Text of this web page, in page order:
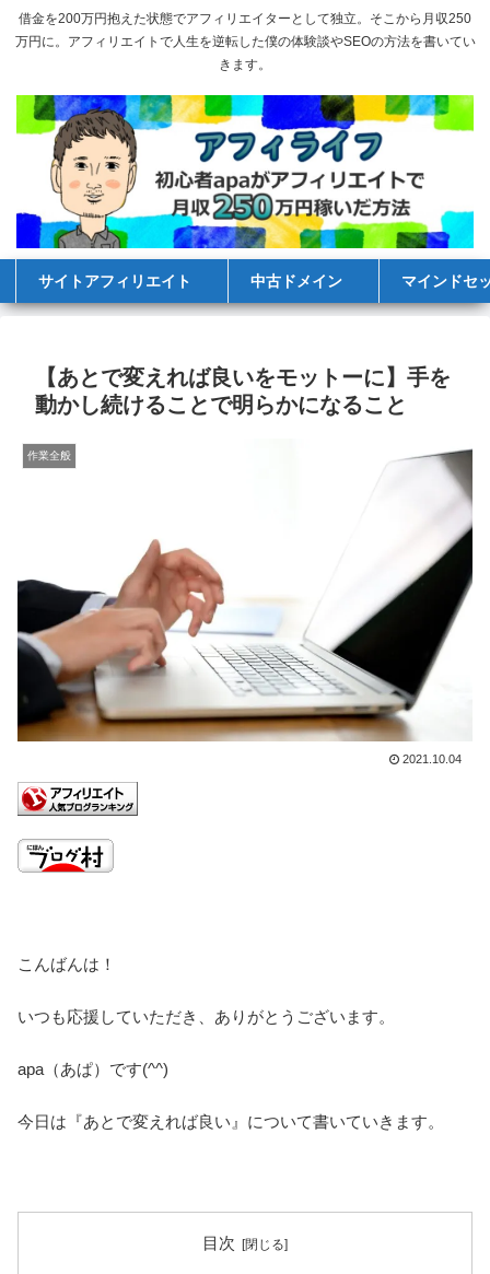
借金を200万円抱えた状態でアフィリエイターとして独立。そこから月収250
万円に。アフィリエイトで人生を逆転した僕の体験談やSEOの方法を書いてい
きます。
サイトアフィリエイト 中古ドメイン マインドセ
【あとで変えれば良いをモットーに】手を
動かし続けることで明らかになること
作業全般
2021.10.04
こんばんは！
いつも応援していただき、ありがとうございます。
apa（あぱ）です(^^)
今日は『あとで変えれば良い』について書いていきます。
目次